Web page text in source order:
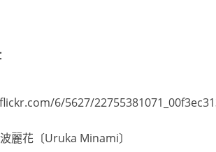
麗花〔Uruka Minami〕